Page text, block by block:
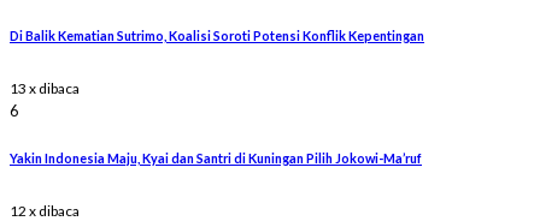
Di Balik Kematian Sutrimo, Koalisi Soroti Potensi Konflik Kepentingan
13 x dibaca
6
Yakin Indonesia Maju, Kyai dan Santri di Kuningan Pilih Jokowi-Ma’ruf
12 x dibaca